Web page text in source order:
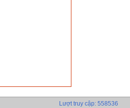
Lượt truy cập: 558536